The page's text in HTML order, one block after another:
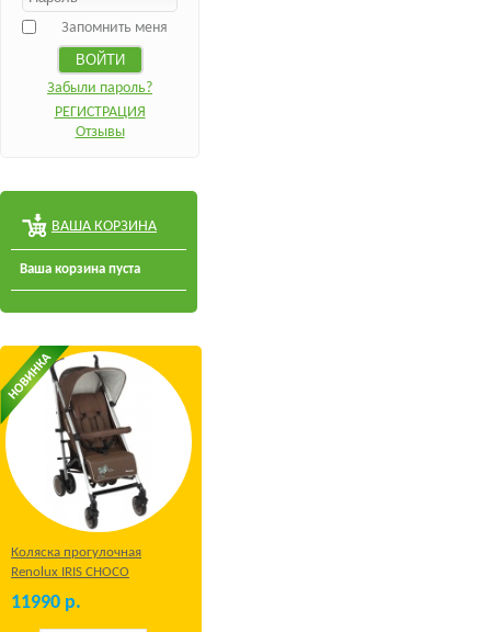
Запомнить меня
Забыли пароль?
РЕГИСТРАЦИЯ
Отзывы
ВАША КОРЗИНА
Ваша корзина пуста
Коляска прогулочная
Renolux IRIS CHOCO
11990 р.